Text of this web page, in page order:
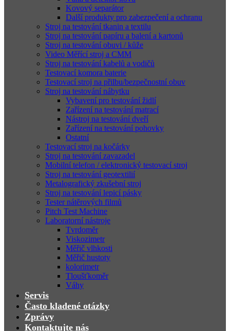
Kovový separátor
Další produkty pro zabezpečení a ochranu
Stroj na testování tkanin a textilu
Stroj na testování papíru a balení a kartonů
Stroj na testování obuvi / kůže
Video Měřící stroj a CMM
Stroj na testování kabelů a vodičů
Testovací komora baterie
Testovací stroj na přilbu/bezpečnostní obuv
Stroj na testování nábytku
Vybavení pro testování židlí
Zařízení na testování matrací
Nástroj na testování dveří
Zařízení na testování pohovky
Ostatní
Testovací stroj na kočárky
Stroj na testování zavazadel
Mobilní telefon / elektronický testovací stroj
Stroj na testování geotextilií
Metalografický zkušební stroj
Stroj na testování lepicí pásky
Tester nátěrových filmů
Pitch Test Machine
Laboratorní nástroje
Tvrdoměr
Viskozimetr
Měřič vlhkosti
Měřič hustoty
kolorimetr
Tloušťkoměr
Váhy
Servis
Často kladené otázky
Zprávy
Kontaktujte nás